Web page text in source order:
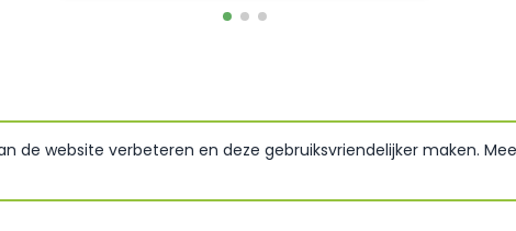
de website verbeteren en deze gebruiksvriendelijker maken.